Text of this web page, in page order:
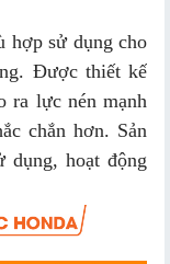
hợp sử dụng cho
Được thiết kế
ra lực nén mạnh
chắn hơn. Sản
dụng, hoạt động